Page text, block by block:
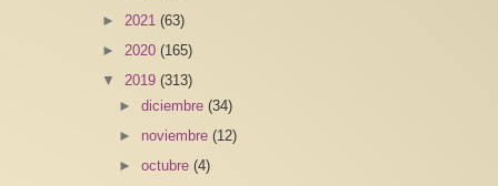
► 2021 (63)
► 2020 (165)
▼ 2019 (313)
►diciembre(34)
► noviembre(12)
►octubre(4)